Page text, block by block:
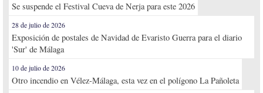
Se suspende el Festival Cueva de Nerja para este 2026
28 de julio de 2026
Exposición de postales de Navidad de Evaristo Guerra para el diario
'Sur' de Málaga
10 de julio de 2026
Otro incendio en Vélez-Málaga, esta vez en el polígono La Pañoleta